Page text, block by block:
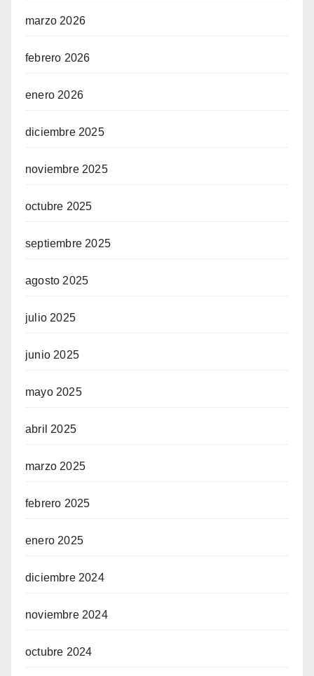
marzo 2026
febrero 2026
enero 2026
diciembre 2025
noviembre 2025
octubre 2025
septiembre 2025
agosto 2025
julio 2025
junio 2025
mayo 2025
abril 2025
marzo 2025
febrero 2025
enero 2025
diciembre 2024
noviembre 2024
octubre 2024